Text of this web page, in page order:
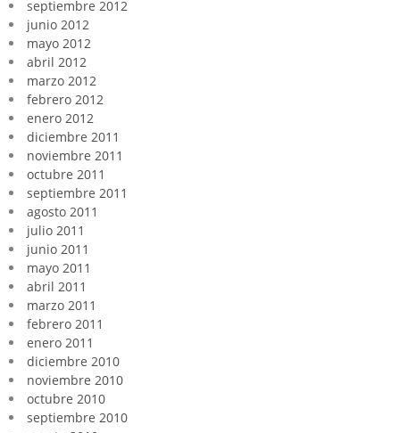
septiembre 2012
junio 2012
mayo 2012
abril 2012
marzo 2012
febrero 2012
enero 2012
diciembre 2011
noviembre 2011
octubre 2011
septiembre 2011
agosto 2011
julio 2011
junio 2011
mayo 2011
abril 2011
marzo 2011
febrero 2011
enero 2011
diciembre 2010
noviembre 2010
octubre 2010
septiembre 2010